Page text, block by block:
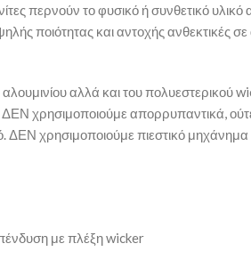
περνούν το φυσικό ή συνθετικό
ποιότητας και αντοχής ανθεκτικές
αλλά και του πολυεστερικού
χρησιμοποιούμε απορρυπαντικά,
χρησιμοποιούμε πιεστικό μηχάνημα
με πλέξη wicker